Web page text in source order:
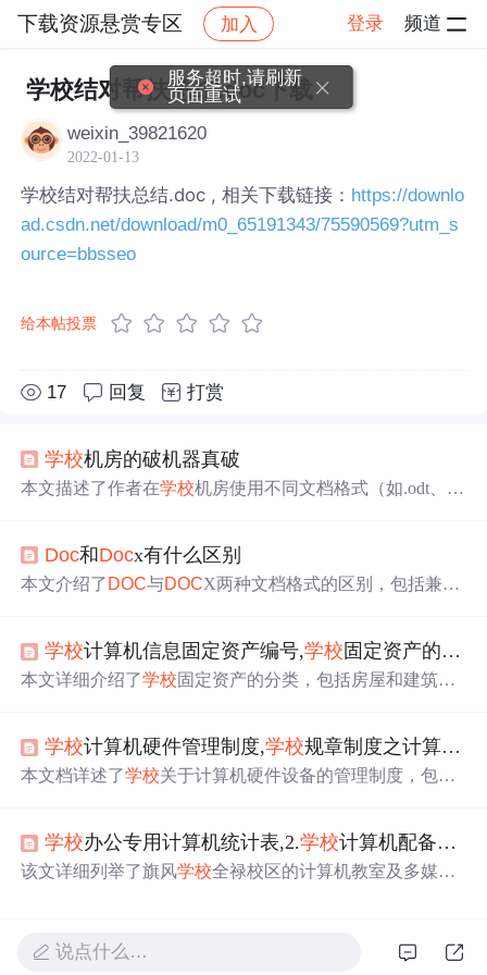
下载资源悬赏专区 加入 登录 频道
社区 下载资源悬赏专区 帖子详情
学校结对帮扶总结.doc下载
weixin_39821620
2022-01-13
学校结对帮扶总结.doc , 相关下载链接： https://downlo
ad.csdn.net/download/m0_65191343/75590569?utm_s
ource=bbsseo
给本帖投票
17 回复 打赏
学校机房的破机器真破
本文描述了作者在学校机房使用不同文档格式（如.odt、P
Doc和Docx有什么区别
本文介绍了 DOC与DOCX两种文档格式的区别，包括兼容
学校计算机信息固定资产编号,学校 固定资产的分类和编号(仅供参考).
本文详细介绍了学校固定资产的分类，包括房屋和建筑
述了财产编号的构成，由一级至三级分类号、年度号、存
放位置号、自然编号和识别号组成，为资产管理提供清晰
学校计算机硬件管理制度,学校规章制度之计算机硬件管理制度.
本文档详述了学校关于计算机硬件设备的管理制度，包括
学校办公专用计算机统计表,2.学校计算机配备及多媒体教室统计表.
该文详细列举了旗风学校全禄校区的计算机教室及多媒体
说点什么…
服务超时,请刷新
页面重试